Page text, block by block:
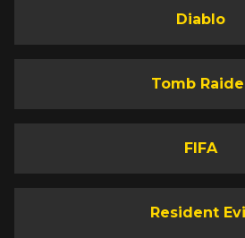
Diablo
Tomb
FIFA
Resident